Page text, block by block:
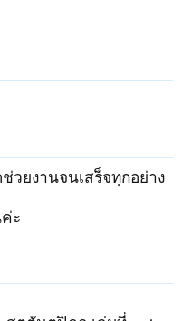
วยงานจนเสร็จทุกอย่าง
ะ